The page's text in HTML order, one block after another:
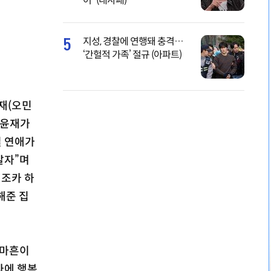
(오민
재가
연애가
”며
카 하
준 집
흔이
5
지성, 경찰에 연행돼 충격…
‘간헐적 가족’ 절규 (아파트)